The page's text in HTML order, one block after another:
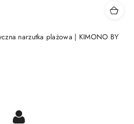
narzutka plażowa | KIMONO BY